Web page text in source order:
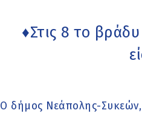
♦Στις 8 το
Ο δήμος Νεάπολης-